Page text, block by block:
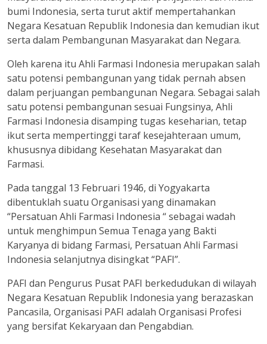
bumi Indonesia, serta turut aktif mempertahankan
Negara Kesatuan Republik Indonesia dan kemudian ikut
serta dalam Pembangunan Masyarakat dan Negara.
Oleh karena itu Ahli Farmasi Indonesia merupakan salah
satu potensi pembangunan yang tidak pernah absen
dalam perjuangan pembangunan Negara. Sebagai salah
satu potensi pembangunan sesuai Fungsinya, Ahli
Farmasi Indonesia disamping tugas keseharian, tetap
ikut serta mempertinggi taraf kesejahteraan umum,
khususnya dibidang Kesehatan Masyarakat dan
Farmasi.
Pada tanggal 13 Februari 1946, di Yogyakarta
dibentuklah suatu Organisasi yang dinamakan
“Persatuan Ahli Farmasi Indonesia “ sebagai wadah
untuk menghimpun Semua Tenaga yang Bakti
Karyanya di bidang Farmasi, Persatuan Ahli Farmasi
Indonesia selanjutnya disingkat “PAFI”.
PAFI dan Pengurus Pusat PAFI berkedudukan di wilayah
Negara Kesatuan Republik Indonesia yang berazaskan
Pancasila, Organisasi PAFI adalah Organisasi Profesi
yang bersifat Kekaryaan dan Pengabdian.